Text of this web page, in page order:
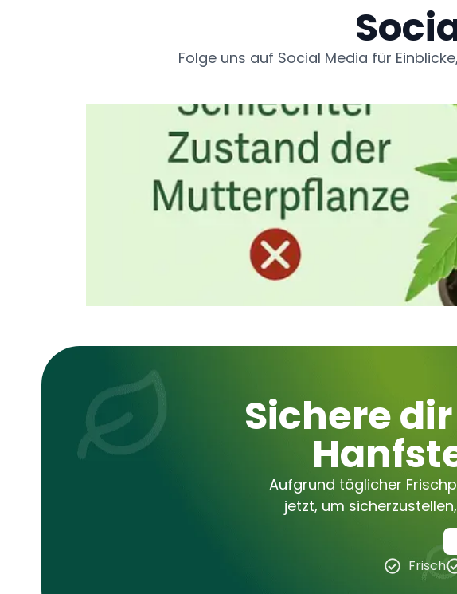
Folge uns auf Social Media für
Sichere
Aufgrund täglicher
jetzt, um
Frisch